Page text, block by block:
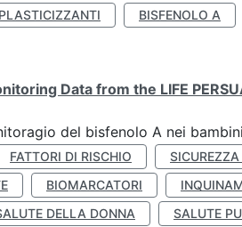
PLASTICIZZANTI BISFENOLO A
Data from the LIFE
del bisfenolo A nei bambini
FATTORI DI RISCHIO
BIOMARCATORI
DELLA DONNA SALUTE